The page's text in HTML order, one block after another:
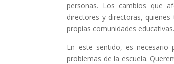
personas. Los cambios que
directores y directoras,
propias comunidades educativas.
En este sentido, es necesario
problemas de la escuela.